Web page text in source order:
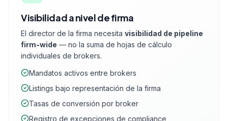
Visibilidad a nivel de firma
El director de la firma necesita visibilidad de pipeline
firm-wide — no la suma de hojas de cálculo
individuales de brokers.
Mandatos activos entre brokers
Listings bajo representación de la firma
Tasas de conversión por broker
Registro de excepciones de compliance